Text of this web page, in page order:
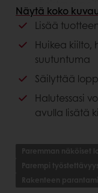
Loistava
Hyödyt
Kylmänä
Loistava
tuotteiden
Näytä koko
Lisää
Huikea kiilto,
suutuntuma
Säilyttää
Halutessasi
avulla lisätä
Paremman näköiset
Parempi
Rakenteen